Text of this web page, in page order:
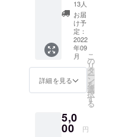
スト
カード2
13人
お届
け予
定：
2022
年09
月
詳細を見る
こ
の
リ
タ
ー
ン
を
選
択
す
る
5,0
00 円